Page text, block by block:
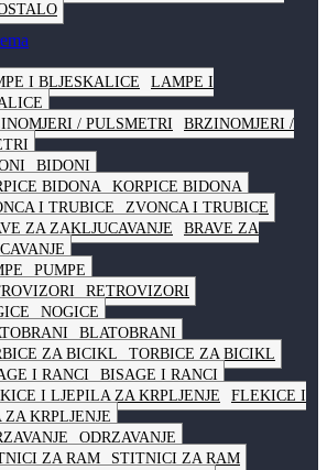
LAMPE I
BRZINOMJERI /
BIDONI
KORPICE BIDONA
ZVONCA I TRUBICE
BRAVE ZA
PUMPE
RETROVIZORI
NOGICE
BLATOBRANI
TORBICE ZA BICIKL
BISAGE I RANCI
FLEKICE I
KRPLJENJE
ODRZAVANJE
STITNICI ZA RAM